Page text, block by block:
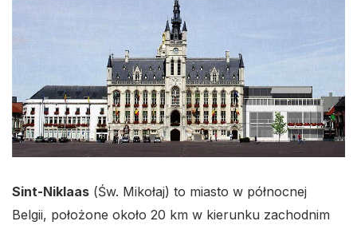
Sint-Niklaas (Św. Mikołaj) to miasto w północnej
Belgii, położone około 20 km w kierunku zachodnim